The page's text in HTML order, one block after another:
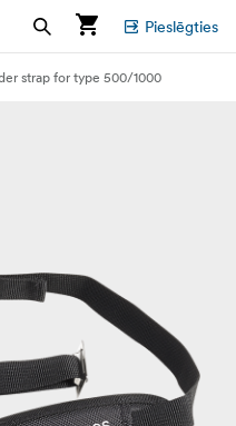
Pieslēgties
strap for type 500/1000